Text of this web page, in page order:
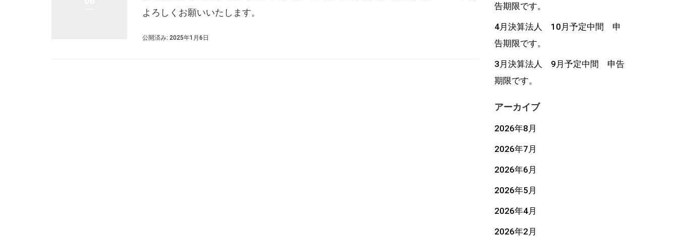
よろしくお願いいたします。
公開済み: 2025年1月6日
告期限です。
4月決算法人 10月予定中間 申
告期限です。
3月決算法人 9月予定中間 申告
期限です。
アーカイブ
2026年8月
2026年7月
2026年6月
2026年5月
2026年4月
2026年2月